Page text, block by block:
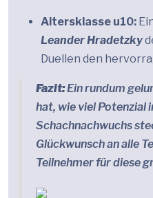
Altersklasse u10:
Leander Hradetzky
Duellen den
Fazit:Ein rundum
hat, wie viel Potenzial
Schachnachwuchs
Glückwunsch an alle
Teilnehmer für diese